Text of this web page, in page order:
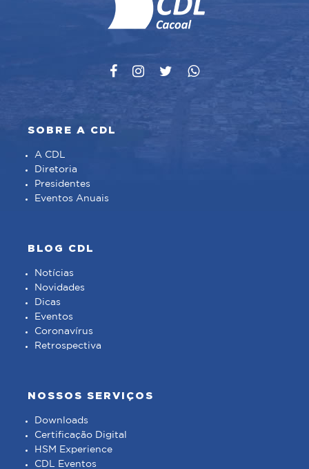
SOBRE A CDL
A CDL
Diretoria
Presidentes
Eventos Anuais
BLOG CDL
Notícias
Novidades
Dicas
Eventos
Coronavírus
Retrospectiva
NOSSOS SERVIÇOS
Downloads
Certificação Digital
HSM Experience
CDL Eventos